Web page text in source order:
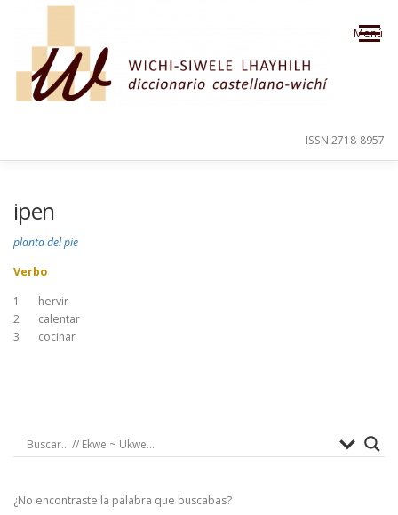
Saltar al contenido
Menú
ISSN 2718-8957
ipen
planta del pie
Verbo
1
hervir
2
calentar
3
cocinar
¿No encontraste la palabra que buscabas?